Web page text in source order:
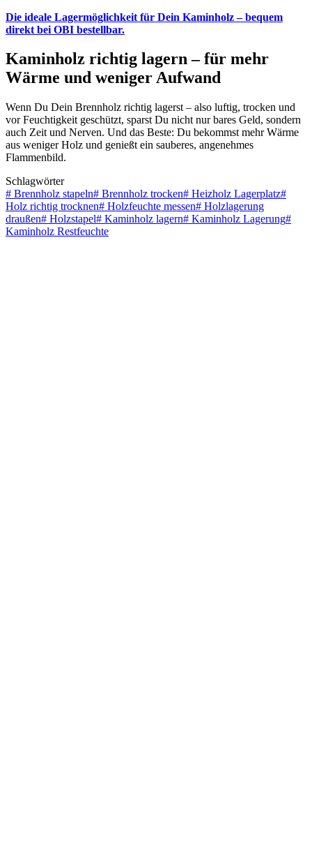
Die ideale Lagermöglichkeit für Dein Kaminholz – bequem
direkt bei OBI bestellbar.
Kaminholz richtig lagern – für mehr
Wärme und weniger Aufwand
Wenn Du Dein Brennholz richtig lagerst – also luftig, trocken und
vor Feuchtigkeit geschützt, sparst Du nicht nur bares Geld, sondern
auch Zeit und Nerven. Und das Beste: Du bekommst mehr Wärme
aus weniger Holz und genießt ein sauberes, angenehmes
Flammenbild.
Schlagwörter
# Brennholz stapeln# Brennholz trocken# Heizholz Lagerplatz#
Holz richtig trocknen# Holzfeuchte messen# Holzlagerung
draußen# Holzstapel# Kaminholz lagern# Kaminholz Lagerung#
Kaminholz Restfeuchte